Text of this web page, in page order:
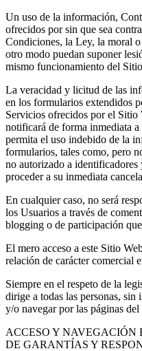
Un uso de la información,
ofrecidos por sin que sea
Condiciones, la Ley, la moral
otro modo puedan suponer
mismo funcionamiento del
La veracidad y licitud de las
en los formularios extendidos
Servicios ofrecidos por el
notificará de forma inmediata
permita el uso indebido de la
formularios, tales como, pero
no autorizado a
proceder a su inmediata
En cualquier caso, no será
los Usuarios a través de
blogging o de participación
El mero acceso a este Sitio
relación de carácter comercial
Siempre en el respeto de la
dirige a todas las personas, sin
y/o navegar por las páginas
ACCESO Y NAVEGACIÓN
DE GARANTÍAS Y